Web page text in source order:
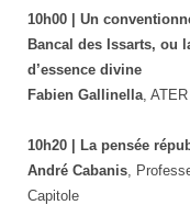
10h00 | Un
Bancal des Issarts, ou
d’essence divine
Fabien Gallinella ,
10h20 | La pensée
André Cabanis ,
Capitole